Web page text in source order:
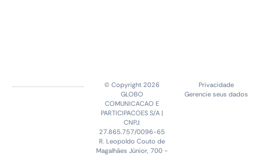
© Copyright 2026
GLOBO
COMUNICACAO E
PARTICIPACOES S/A |
CNPJ:
27.865.757/0096-65
R. Leopoldo Couto de
Magalhães Júnior, 700 -
Privacidade
Gerencie seus dados